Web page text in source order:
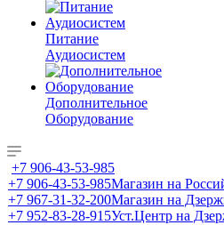
Питание
Аудиосистем
Дополнительное
Оборудование
+7 906-43-53-985
+7 906-43-53-985Магазин на
+7 967-31-32-200Магазин на
+7 952-83-28-915Уст.Центр на